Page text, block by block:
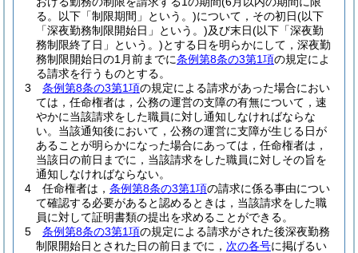
る。以下「制限期間」という。)について，その初日(以下
「深夜勤務制限開始日」という。)及び末日(以下「深夜勤
務制限終了日」という。)とする日を明らかにして，深夜勤
務制限開始日の1月前までに条例第8条の3第1項の規定によ
る請求を行うものとする。
3
条例第8条の3第1項の規定による請求があった場合におい
ては，任命権者は，公務の運営の支障の有無について，速
やかに当該請求をした職員に対し通知しなければならな
い。 当該通知後において，公務の運営に支障が生じる日が
あることが明らかになった場合にあっては，任命権者は，
当該日の前日までに，当該請求をした職員に対しその旨を
通知しなければならない。
4
任命権者は， 条例第8条の3第1項の請求に係る事由につい
て確認する必要があると認めるときは，当該請求をした職
員に対して証明書類の提出を求めることができる。
5
条例第8条の3第1項の規定による請求がされた後深夜勤務
制限開始日とされた日の前日までに， 次の各号に掲げるい